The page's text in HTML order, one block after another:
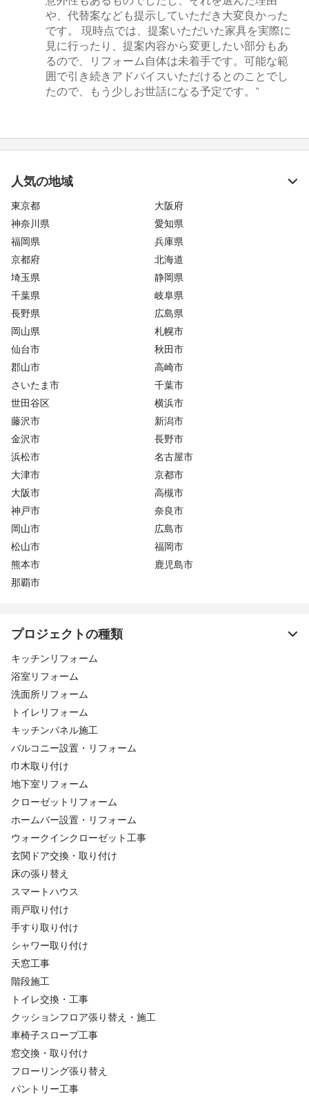
や、代替案なども提示していただき大変良かった
です。 現時点では、提案いただいた家具を実際に
見に行ったり、提案内容から変更したい部分もあ
るので、リフォーム自体は未着手です。可能な範
囲で引き続きアドバイスいただけるとのことでし
たので、もう少しお世話になる予定です。”
人気の地域
東京都
大阪府
神奈川県
愛知県
福岡県
兵庫県
京都府
北海道
埼玉県
静岡県
千葉県
岐阜県
長野県
広島県
岡山県
札幌市
仙台市
秋田市
郡山市
高崎市
さいたま市
千葉市
世田谷区
横浜市
藤沢市
新潟市
金沢市
長野市
浜松市
名古屋市
大津市
京都市
大阪市
高槻市
神戸市
奈良市
岡山市
広島市
松山市
福岡市
熊本市
鹿児島市
那覇市
プロジェクトの種類
キッチンリフォーム
浴室リフォーム
洗面所リフォーム
トイレリフォーム
キッチンパネル施工
バルコニー設置・リフォーム
巾木取り付け
地下室リフォーム
クローゼットリフォーム
ホームバー設置・リフォーム
ウォークインクローゼット工事
玄関ドア交換・取り付け
床の張り替え
スマートハウス
雨戸取り付け
手すり取り付け
シャワー取り付け
天窓工事
階段施工
トイレ交換・工事
クッションフロア張り替え・施工
車椅子スロープ工事
窓交換・取り付け
フローリング張り替え
パントリー工事